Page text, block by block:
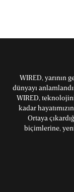
WIRED, yarının
dünyayı
WIRED,
kadar
Ortaya
biçimlerine,